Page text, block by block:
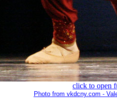
click to open
Photo from vkdcny.com -